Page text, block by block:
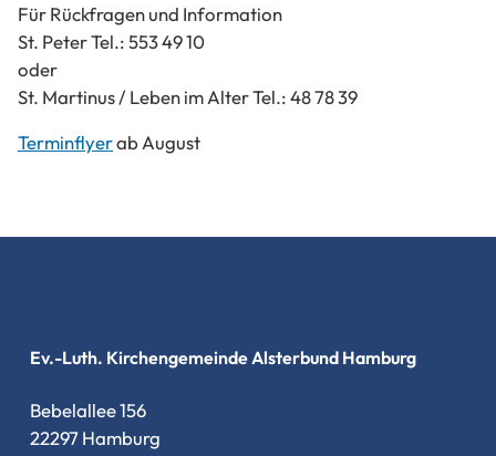
Für Rückfragen und Information
St. Peter Tel.: 553 49 10
oder
St. Martinus / Leben im Alter Tel.: 48 78 39
Terminflyerab August
Ev.-Luth. Kirchengemeinde Alsterbund Hamburg
Bebelallee 156
22297 Hamburg